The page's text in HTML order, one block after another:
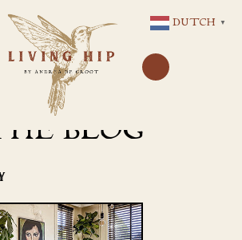
NAAR
DE
INHOUD
BLOG
DUTCH ▼